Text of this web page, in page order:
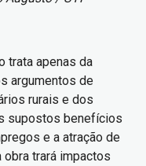
trata apenas da
argumentos de
rurais e dos
supostos benefícios
e a atração de
trará impactos